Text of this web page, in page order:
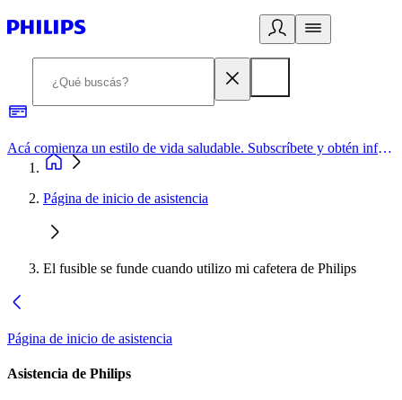
Acá comienza un estilo de vida saludable. Subscríbete y obtén información de primera mano
Página de inicio de asistencia
El fusible se funde cuando utilizo mi cafetera de Philips
Página de inicio de asistencia
Asistencia de Philips